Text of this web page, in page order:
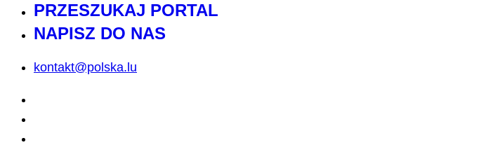
PRZESZUKAJ PORTAL
NAPISZ DO NAS
kontakt@polska.lu